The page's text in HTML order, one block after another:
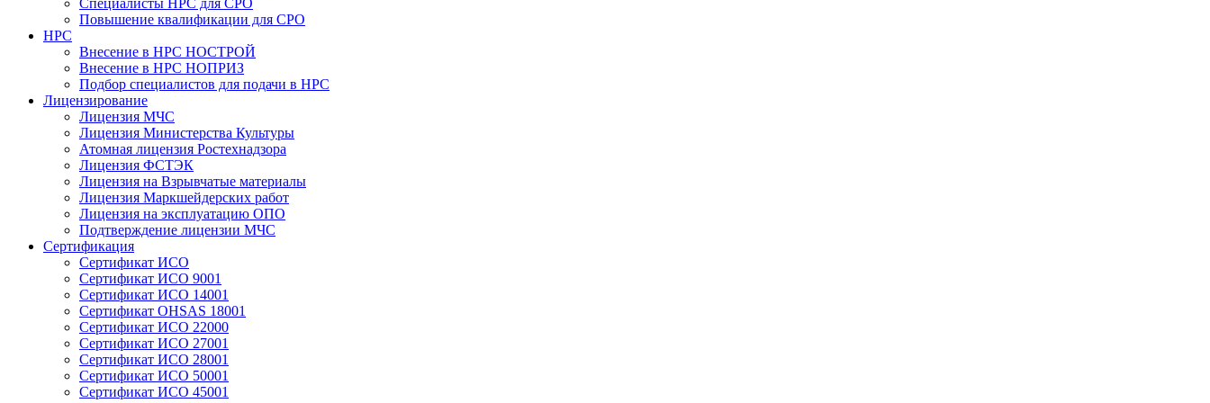
Специалисты НРС для СРО
Повышение квалификации для СРО
НРС
Внесение в НРС НОСТРОЙ
Внесение в НРС НОПРИЗ
Подбор специалистов для подачи в НРС
Лицензирование
Лицензия МЧС
Лицензия Министерства Культуры
Атомная лицензия Ростехнадзора
Лицензия ФСТЭК
Лицензия на Взрывчатые материалы
Лицензия Маркшейдерских работ
Лицензия на эксплуатацию ОПО
Подтверждение лицензии МЧС
Сертификация
Сертификат ИСО
Сертификат ИСО 9001
Сертификат ИСО 14001
Сертификат OHSAS 18001
Сертификат ИСО 22000
Сертификат ИСО 27001
Сертификат ИСО 28001
Сертификат ИСО 50001
Сертификат ИСО 45001